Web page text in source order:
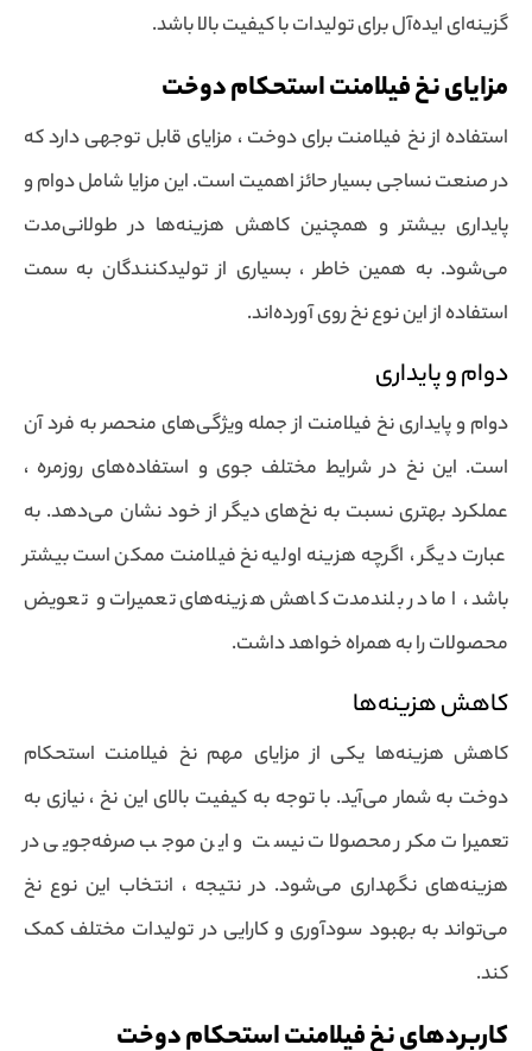
گزینه‌ای ایده‌آل برای تولیدات با کیفیت بالا باشد.
مزایای نخ فیلامنت استحکام دوخت
استفاده از نخ فیلامنت برای دوخت ، مزایای قابل توجهی دارد که
در صنعت نساجی بسیار حائز اهمیت است. این مزایا شامل دوام و
پایداری بیشتر و همچنین کاهش هزینه‌ها در طولانی‌مدت
می‌شود. به همین خاطر ، بسیاری از تولیدکنندگان به سمت
استفاده از این نوع نخ روی آورده‌اند.
دوام و پایداری
دوام و پایداری نخ فیلامنت از جمله ویژگی‌های منحصر به فرد آن
است. این نخ در شرایط مختلف جوی و استفاده‌های روزمره ،
عملکرد بهتری نسبت به نخ‌های دیگر از خود نشان می‌دهد. به
عبارت دیگر ، اگرچه هزینه اولیه نخ فیلامنت ممکن است بیشتر
باشد ، اما در بلندمدت کاهش هزینه‌های تعمیرات و تعویض
محصولات را به همراه خواهد داشت.
کاهش هزینه‌ها
کاهش هزینه‌ها یکی از مزایای مهم نخ فیلامنت استحکام
دوخت به شمار می‌آید. با توجه به کیفیت بالای این نخ ، نیازی به
تعمیرات مکرر محصولات نیست و این موجب صرفه‌جویی در
هزینه‌های نگهداری می‌شود. در نتیجه ، انتخاب این نوع نخ
می‌تواند به بهبود سودآوری و کارایی در تولیدات مختلف کمک
کند.
کاربردهای نخ فیلامنت استحکام دوخت